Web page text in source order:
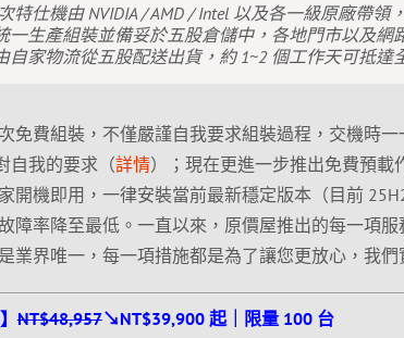
特仕機由 NVIDIA / AMD / Intel 以及各一級原廠帶領
一生產組裝並備妥於五股倉儲中，各地門市以及網
自家物流從五股配送出貨，約 1~2 個工作天可抵達
免費組裝，不僅嚴謹自我要求組裝過程，交機時
自我的要求（詳情）；現在更進一步推出免費預載
開機即用，一律安裝當前最新穩定版本（目前
障率降至最低。一直以來，原價屋推出的每一項
業界唯一，每一項措施都是為了讓您更放心，我們
NT$48,957↘NT$39,900 起｜限量 100 台